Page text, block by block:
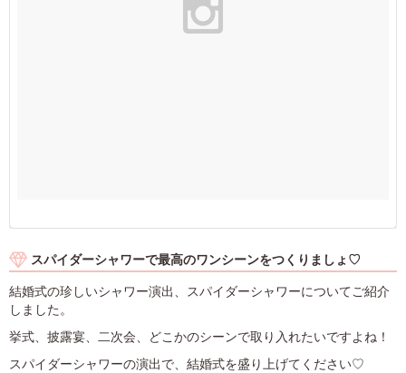
スパイダーシャワーで最高のワンシーンをつくりましょ♡
結婚式の珍しいシャワー演出、スパイダーシャワーについてご紹介
しました。
挙式、披露宴、二次会、どこかのシーンで取り入れたいですよね！
スパイダーシャワーの演出で、結婚式を盛り上げてください♡